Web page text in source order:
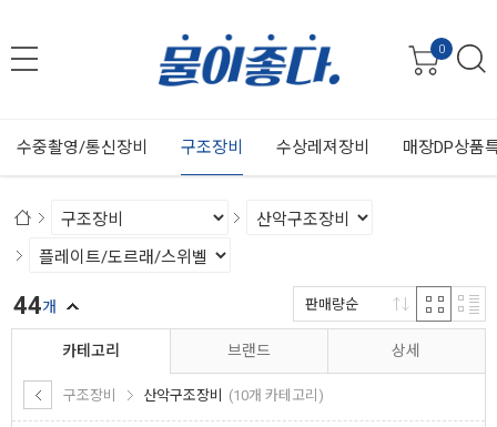
0
수중촬영/통신장비 구조장비 수상레져장비 매장DP상품
카테고리
구조장비 산악구조장비 (10개 카테고리)
브랜드 상세
44개 판매량순